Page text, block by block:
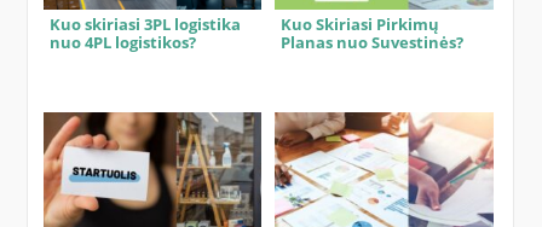
Kuo skiriasi 3PL logistika
nuo 4PL logistikos?
Kuo Skiriasi Pirkimų
Planas nuo Suvestinės?